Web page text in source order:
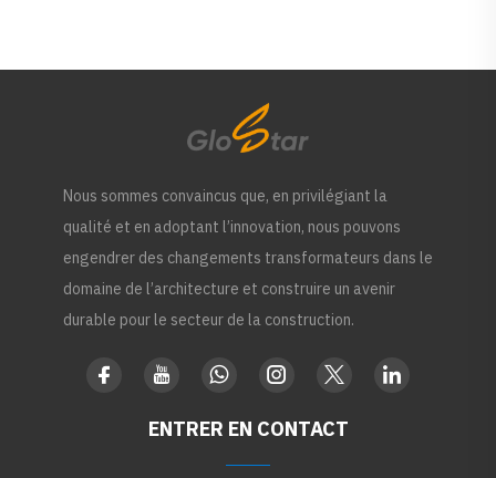
Nous sommes convaincus que, en privilégiant la
qualité et en adoptant l’innovation, nous pouvons
engendrer des changements transformateurs dans le
domaine de l’architecture et construire un avenir
durable pour le secteur de la construction.
ENTRER EN CONTACT